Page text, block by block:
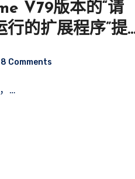
V79版本的“请
行的扩展程序”提
8 Comments
…